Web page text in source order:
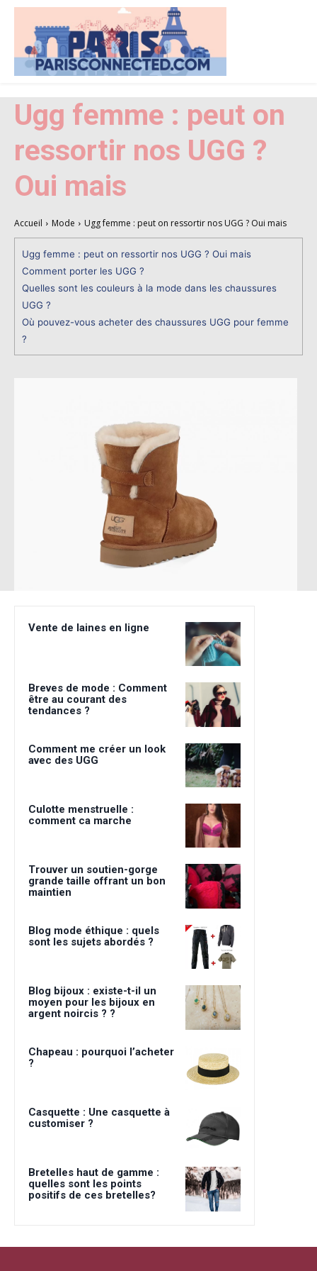
Ugg femme : peut on
ressortir nos UGG ?
Oui mais
Accueil Mode Ugg femme : peut on ressortir nos UGG ? Oui mais
Ugg femme : peut on ressortir nos UGG ? Oui mais
Comment porter les UGG ?
Quelles sont les couleurs à la mode dans les chaussures
UGG ?
Où pouvez-vous acheter des chaussures UGG pour femme
?
Vente de laines en ligne
Breves de mode : Comment
être au courant des
tendances ?
Comment me créer un look
avec des UGG
Culotte menstruelle :
comment ca marche
Trouver un soutien-gorge
grande taille offrant un bon
maintien
Blog mode éthique : quels
sont les sujets abordés ?
Blog bijoux : existe-t-il un
moyen pour les bijoux en
argent noircis ? ?
Chapeau : pourquoi l’acheter
?
Casquette : Une casquette à
customiser ?
Bretelles haut de gamme :
quelles sont les points
positifs de ces bretelles?